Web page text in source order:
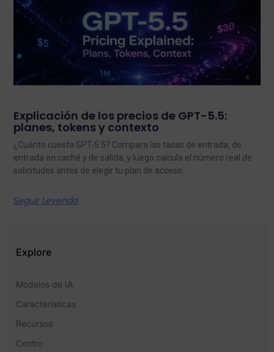
Explicación de los precios de GPT-5.5:
planes, tokens y contexto
¿Cuánto cuesta GPT-5.5? Compara las tasas de entrada, de
entrada en caché y de salida, y luego calcula el número real de
solicitudes antes de elegir tu plan de acceso.
Seguir Leyendo
Explore
Modelos de IA
Características
Recursos
Centro